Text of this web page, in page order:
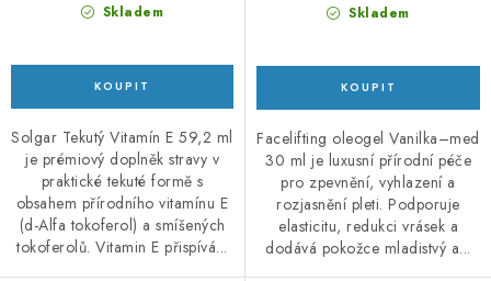
Skladem
Solgar Tekutý Vitamín E 59,2 ml
je prémiový doplněk stravy v
praktické tekuté formě s
obsahem přírodního vitamínu E
(d-Alfa tokoferol) a smíšených
tokoferolů. Vitamin E přispívá...
Skladem
Facelifting oleogel Vanilka–med
30 ml je luxusní přírodní péče
pro zpevnění, vyhlazení a
rozjasnění pleti. Podporuje
elasticitu, redukci vrásek a
dodává pokožce mladistvý a...